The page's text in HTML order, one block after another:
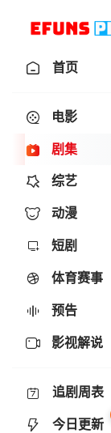
首页
电影
剧集
综艺
动漫
短剧
体育赛事
预告
影视解说
追剧周表
今日更新